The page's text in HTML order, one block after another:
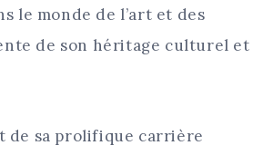
le monde de l’art et des
de son héritage culturel et
de sa prolifique carrière